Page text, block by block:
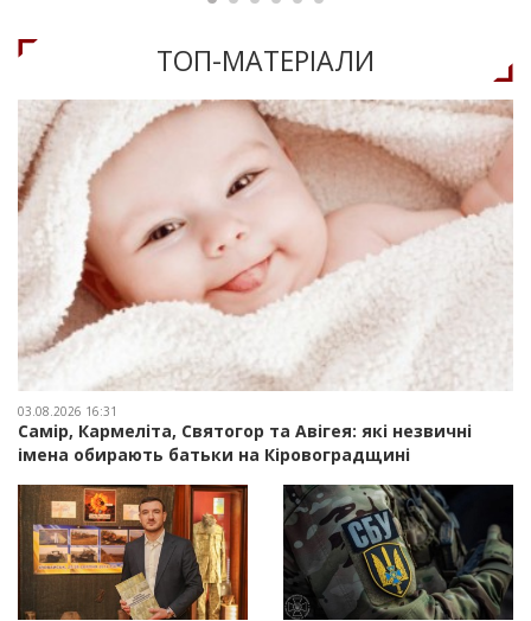
ТОП-МАТЕРIАЛИ
03.08.2026 16:31
Самір, Кармеліта, Святогор та Авігея: які незвичні
імена обирають батьки на Кіровоградщині